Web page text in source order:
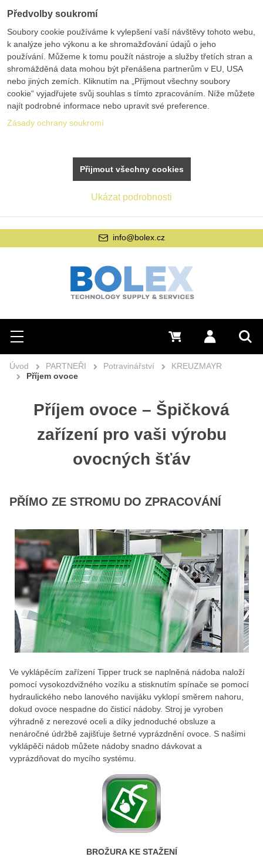
Hledat
Menu Přihlásit se
0 Kč
info@bolex.cz
Úvod PARTNEŘI Potravinářství
KREUZMAYR
Příjem ovoce
Příjem ovoce – Špičková
zařízení pro vaši výrobu
ovocných šťáv
PŘÍMO ZE STROMU DO ZPRACOVÁNÍ
Ve vyklápěcím zařízení Tipper truck se naplněná nádoba naloží
pomocí vysokozdvižného vozíku a stisknutím spínače se pomocí
hydraulického nebo lanového navijáku vyklopí směrem nahoru,
dokud ovoce nespadne do čisticí nádoby. Stroj je vyroben
výhradně z nerezové oceli a díky jednoduché obsluze a
nenáročné údržbě zajišťuje šetrné vyprázdnění ovoce. S našimi
vyklápěči nádob můžete nádoby snadno dávkovat a
vyprázdňovat do mycího systému.
BROŽURA KE STAŽENÍ
Předvolby soukromí
Soubory cookie používáme k vylepšení vaší návštěvy tohoto webu,
k analýze jeho výkonu a ke shromažďování údajů o jeho
používání. Můžeme k tomu použít nástroje a služby třetích stran a
shromážděná data mohou být přenášena partnerům v EU, USA
nebo jiných zemích. Kliknutím na „Přijmout všechny soubory
cookie“ vyjadřujete svůj souhlas s tímto zpracováním. Níže můžete
najít podrobné informace nebo upravit své preference.
Zásady ochrany soukromí
Ukázat podrobnosti
Přijmout všechny cookies